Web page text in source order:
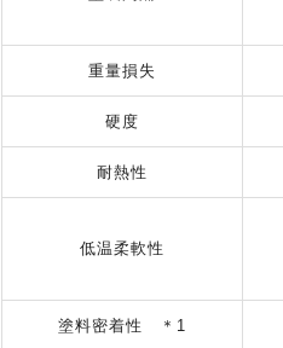
重量損失
硬度
耐熱性
低温柔軟性
塗料密着性 ＊1